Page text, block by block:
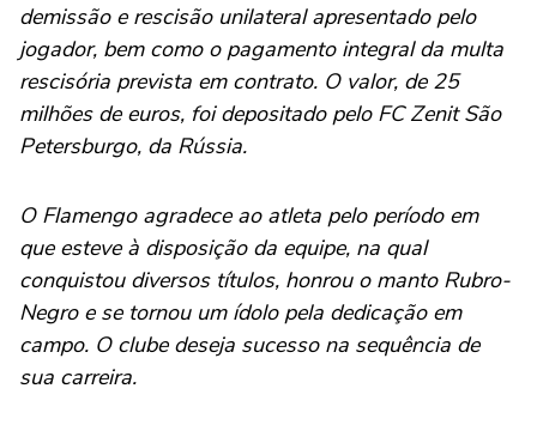
demissão e rescisão unilateral apresentado pelo
jogador, bem como o pagamento integral da multa
rescisória prevista em contrato. O valor, de 25
milhões de euros, foi depositado pelo FC Zenit São
Petersburgo, da Rússia.
O Flamengo agradece ao atleta pelo período em
que esteve à disposição da equipe, na qual
conquistou diversos títulos, honrou o manto Rubro-
Negro e se tornou um ídolo pela dedicação em
campo. O clube deseja sucesso na sequência de
sua carreira.